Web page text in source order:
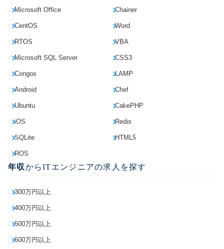
Microsoft Office Chainer
CentOS Word
RTOS VBA
Microsoft SQL Server CSS3
Congos LAMP
Android Chef
Ubuntu CakePHP
iOS Redis
SQLite HTML5
ROS
年収からITエンジニアの求人を探す
300万円以上
400万円以上
500万円以上
600万円以上